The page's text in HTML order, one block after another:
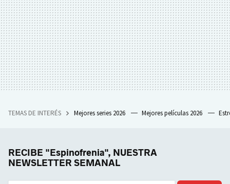
TEMAS DE INTERÉS Mejores series 2026 Mejores películas 2026
RECIBE "Espinofrenia", NUESTRA
NEWSLETTER SEMANAL